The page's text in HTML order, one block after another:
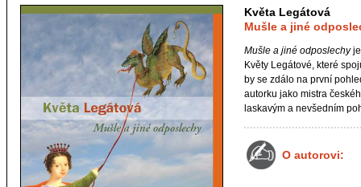
Květa Legátová
Mušle a jiné
Mušle a jiné odposlechyje
Květy Legátové, které
by se zdálo na první
autorku jako mistra
laskavým a nevšedním
O autorovi: